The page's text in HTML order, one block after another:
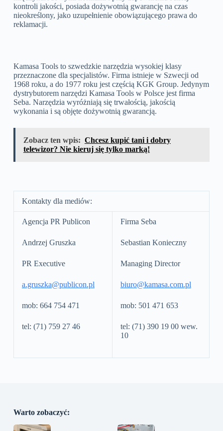
kontroli jakości, posiada dożywotnią gwarancję na czas
nieokreślony, jako uzupełnienie obowiązującego prawa do
reklamacji.
Kamasa Tools to szwedzkie narzędzia wysokiej klasy
przeznaczone dla specjalistów. Firma istnieje w Szwecji od
1968 roku, a do 1977 roku jest częścią KGK Group. Jedynym
dystrybutorem narzędzi Kamasa Tools w Polsce jest firma
Seba. Narzędzia wyróżniają się trwałością, jakością
wykonania i są objęte dożywotnią gwarancją.
Zobacz ten wpis: Chcesz kupić tani i dobry
telewizor? Nie kieruj się tylko marką!
Kontakty dla mediów:
Agencja PR Publicon
Andrzej Gruszka
PR Executive
a.gruszka@publicon.pl
mob: 664 754 471
tel: (71) 759 27 46
Firma Seba
Sebastian Konieczny
Managing Director
biuro@kamasa.com.pl
mob: 501 471 653
tel: (71) 390 19 00 wew.
10
Warto zobaczyć: